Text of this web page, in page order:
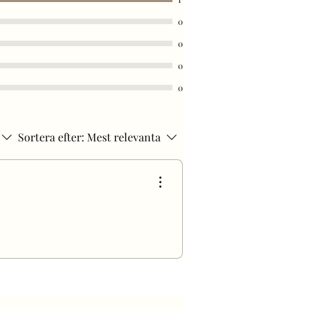
0
0
0
0
Sortera efter: Mest relevanta